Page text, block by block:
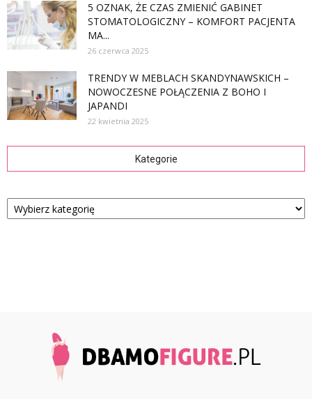
5 OZNAK, ŻE CZAS ZMIENIĆ GABINET
STOMATOLOGICZNY – KOMFORT PACJENTA
MA...
26 czerwca 2025
TRENDY W MEBLACH SKANDYNAWSKICH –
NOWOCZESNE POŁĄCZENIA Z BOHO I
JAPANDI
22 kwietnia 2025
Kategorie
Kategorie